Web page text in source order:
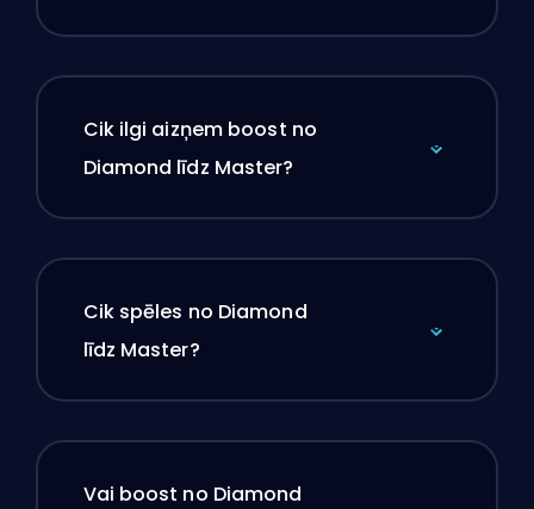
Cik ilgi aizņem boost no
Diamond līdz Master?
Cik spēles no Diamond
līdz Master?
Vai boost no Diamond